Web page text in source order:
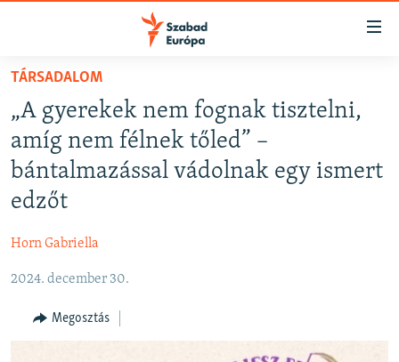
Akadálymentes
Ugrás
fő
oldalra
Ugrás
tartalomjegyzékre
keresésre
NAPIRENDEN
AKTUÁLIS
PODCASTOK
VIDEÓK
SZABADON
TÁRSADALOM
TÁRSADALOM
„A gyerekek nem fognak tisztelni,
amíg nem félnek tőled” –
bántalmazással vádolnak egy ismert
edzőt
Horn Gabriella
2024. december 30.
Megosztás